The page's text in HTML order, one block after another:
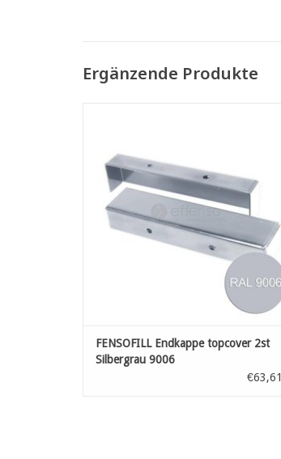
Ergänzende Produkte
FENSOFILL Endkappe topcover 2st
Silbergrau 9006
€63,61